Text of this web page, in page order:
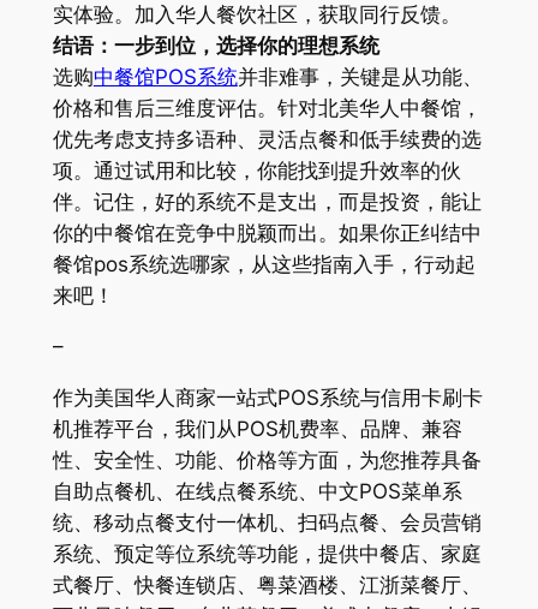
实体验。加入华人餐饮社区，获取同行反馈。
结语：一步到位，选择你的理想系统
选购中餐馆POS系统并非难事，关键是从功能、
价格和售后三维度评估。针对北美华人中餐馆，
优先考虑支持多语种、灵活点餐和低手续费的选
项。通过试用和比较，你能找到提升效率的伙
伴。记住，好的系统不是支出，而是投资，能让
你的中餐馆在竞争中脱颖而出。如果你正纠结中
餐馆pos系统选哪家，从这些指南入手，行动起
来吧！
–
作为美国华人商家一站式POS系统与信用卡刷卡
机推荐平台，我们从POS机费率、品牌、兼容
性、安全性、功能、价格等方面，为您推荐具备
自助点餐机、在线点餐系统、中文POS菜单系
统、移动点餐支付一体机、扫码点餐、会员营销
系统、预定等位系统等功能，提供中餐店、家庭
式餐厅、快餐连锁店、粤菜酒楼、江浙菜餐厅、